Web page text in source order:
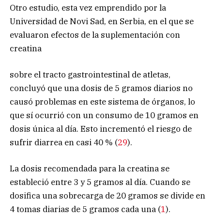
Otro estudio, esta vez emprendido por la
Universidad de Novi Sad, en Serbia, en el que se
evaluaron efectos de la suplementación con
creatina
sobre el tracto gastrointestinal de atletas,
concluyó que una dosis de 5 gramos diarios no
causó problemas en este sistema de órganos, lo
que sí ocurrió con un consumo de 10 gramos en
dosis única al día. Esto incrementó el riesgo de
sufrir diarrea en casi 40 % (29).
La dosis recomendada para la creatina se
estableció entre 3 y 5 gramos al día. Cuando se
dosifica una sobrecarga de 20 gramos se divide en
4 tomas diarias de 5 gramos cada una (1).